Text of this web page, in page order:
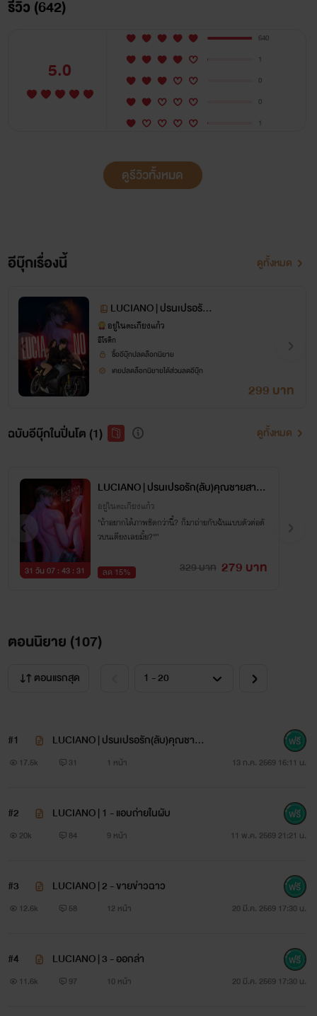
บำบัดรักคุณชายเพลย์บอย
เดม่อนโอลิเวีย
ลูเซียโน่เฌอร์ชีวา
ดราม่า bdsm
นอกกาย
รีวิว (642)
5.0
640
1
0
0
1
ดูรีวิวทั้งหมด
อีบุ๊กเรื่องนี้ ดูทั้งหมด
LUCIANO | ปรนเปรอรัก
(ลับ)คุณชายสารเลว
อยู่ในตะเกียงแก้ว
อีโรติก
ซื้ออีบุ๊กปลดล็อกนิยาย
เคยปลดล็อกนิยายได้ส่วนลดอีบุ๊ก
299 บาท
ฉบับอีบุ๊กในปิ่นโต (1) ดูทั้งหมด
31 วัน 07 : 43 : 31
LUCIANO | ปรนเปรอรัก(ลับ)คุณชายสารเ
ลว
อยู่ในตะเกียงแก้ว
"ถ้าอยากได้ภาพชัดกว่านี้? ก็มาถ่ายกับฉันแบบตัวต่อตั
วบนเตียงเลยมั้ย?"”
ลด 15% 329 บาท 279 บาท
ตอนนิยาย (107)
ตอนแรกสุด
#1
LUCIANO | ปรนเปรอรัก(ลับ)คุณชายส
ารเลว
17.5k 31 1 หน้า 13 ก.ค. 2569 16:11 น.
#2 LUCIANO | 1 - แอบถ่ายในผับ
20k 84 9 หน้า 11 พ.ค. 2569 21:21 น.
#3 LUCIANO | 2 - ขายข่าวฉาว
12.6k 58 12 หน้า 20 มี.ค. 2569 17:30 น.
#4 LUCIANO | 3 - ออกล่า
11.6k 97 10 หน้า 20 มี.ค. 2569 17:30 น.